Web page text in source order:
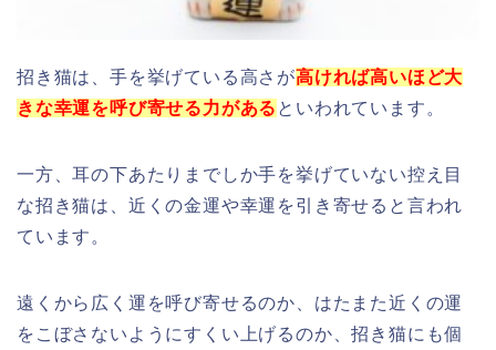
招き猫は、手を挙げている高さが高ければ高いほど大
きな幸運を呼び寄せる力がある といわれています。
一方、耳の下あたりまでしか手を挙げていない控え目
な招き猫は、近くの金運や幸運を引き寄せると言われ
ています。
遠くから広く運を呼び寄せるのか、はたまた近くの運
をこぼさないようにすくい上げるのか、招き猫にも個